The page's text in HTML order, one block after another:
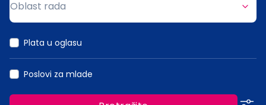
Oblast rada
Plata u oglasu
Poslovi za mlade